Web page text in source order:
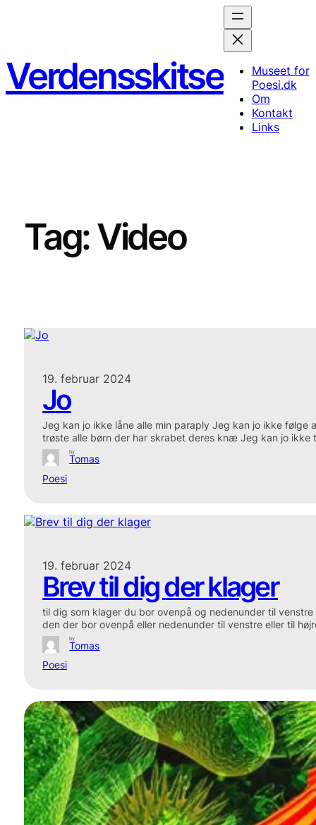
Verdensskitse
Museet for
Poesi.dk
Om
Kontakt
Links
Tag:Video
19. februar 2024
Jo
Jeg kan jo ikke låne alle min paraply Jeg kan jo ikke
trøste alle børn der har skrabet deres knæ Jeg kan jo ikke
by
Tomas
Poesi
19. februar 2024
Brev til dig der klager
til dig som klager du bor ovenpå og nedenunder til
den der bor ovenpå eller nedenunder til venstre eller til
by
Tomas
Poesi